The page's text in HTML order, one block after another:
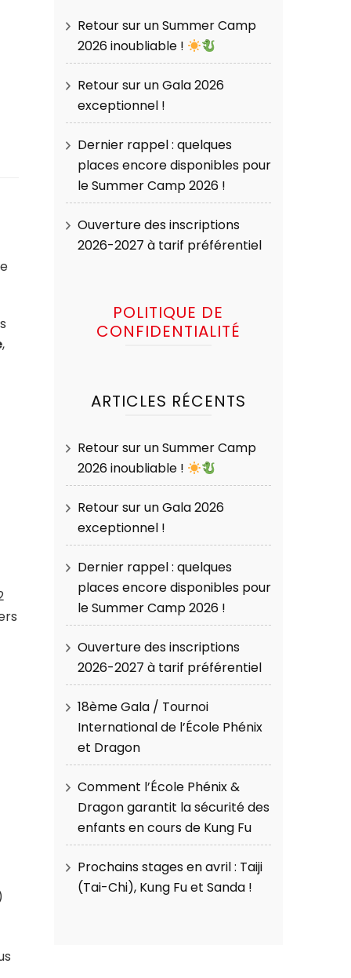
,
Retour sur un Summer Camp
2026 inoubliable !
Retour sur un Gala 2026
exceptionnel !
Dernier rappel : quelques
places encore disponibles pour
le Summer Camp 2026 !
Ouverture des inscriptions
2026-2027 à tarif préférentiel
POLITIQUE DE
CONFIDENTIALITÉ
ARTICLES RÉCENTS
Retour sur un Summer Camp
2026 inoubliable !
Retour sur un Gala 2026
exceptionnel !
Dernier rappel : quelques
places encore disponibles pour
le Summer Camp 2026 !
Ouverture des inscriptions
2026-2027 à tarif préférentiel
18ème Gala / Tournoi
International de l’École Phénix
et Dragon
Comment l’École Phénix &
Dragon garantit la sécurité des
enfants en cours de Kung Fu
Prochains stages en avril : Taiji
(Tai-Chi), Kung Fu et Sanda !